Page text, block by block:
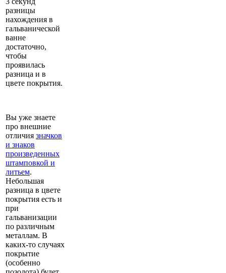
разницы
нахождения в
гальванической
ванне
достаточно,
чтобы
проявилась
разница и в
цвете покрытия.
Вы уже знаете
про внешние
отличия значков
и знаков
произведенных
штамповкой и
литьем.
Небольшая
разница в цвете
покрытия есть и
при
гальванизации
по различным
металлам. В
каких-то случаях
покрытие
(особенно